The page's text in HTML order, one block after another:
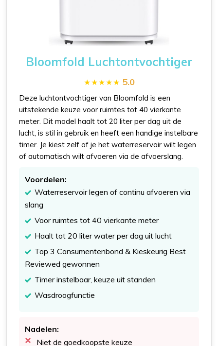
Bloomfold Luchtontvochtiger
5.0
Deze luchtontvochtiger van Bloomfold is een
uitstekende keuze voor ruimtes tot 40 vierkante
meter. Dit model haalt tot 20 liter per dag uit de
lucht, is stil in gebruik en heeft een handige instelbare
timer. Je kiest zelf of je het waterreservoir wilt legen
of automatisch wilt afvoeren via de afvoerslang.
Voordelen:
Waterreservoir legen of continu afvoeren via
slang
Voor ruimtes tot 40 vierkante meter
Haalt tot 20 liter water per dag uit lucht
Top 3 Consumentenbond & Kieskeurig Best
Reviewed gewonnen
Timer instelbaar, keuze uit standen
Wasdroogfunctie
Nadelen:
Niet de goedkoopste keuze